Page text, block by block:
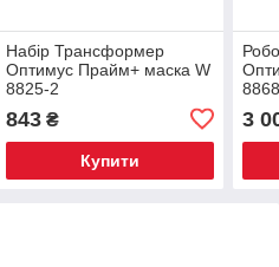
Набір Трансформер
Оптимус Прайм+ маска W
8825-2
843₴
Купити
3